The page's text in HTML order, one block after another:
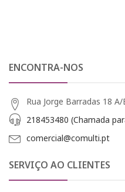
ENCONTRA-NOS
Rua Jorge Barradas 18
218453480 (Chamada
comercial@comulti.pt
SERVIÇO AO CLIENTES